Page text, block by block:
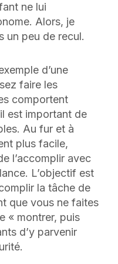
ne lui
Alors, je
un peu de recul.
d’une
faire les
comportent
est important de
Au fur et à
plus facile,
l’accomplir avec
L’objectif est
la tâche de
que vous ne faites
« montrer, puis
d’y parvenir